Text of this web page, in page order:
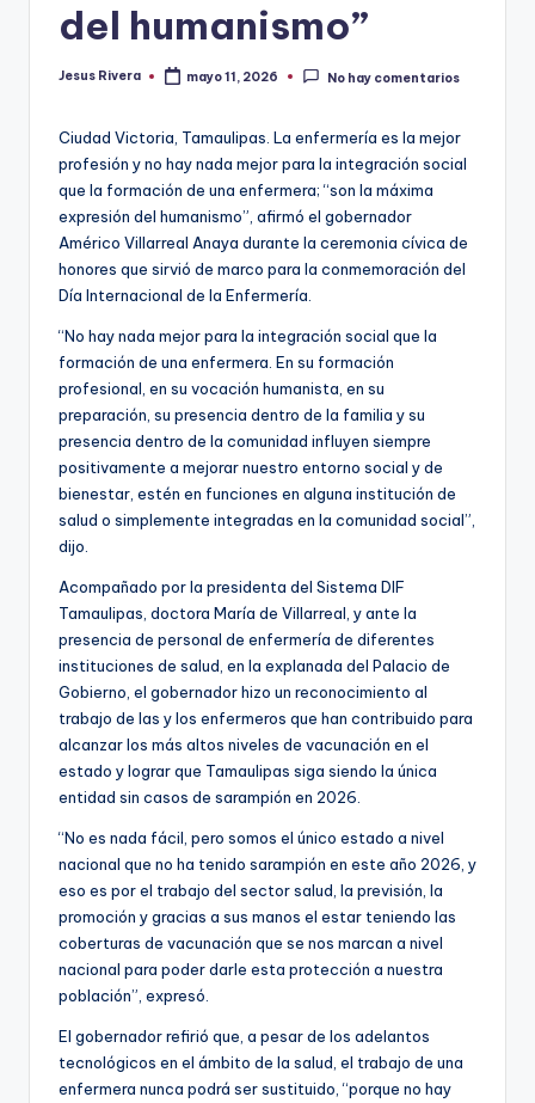
del humanismo”
Publicado
Jesus Rivera mayo 11, 2026 No hay comentarios
Ciudad Victoria, Tamaulipas. La enfermería es la mejor
profesión y no hay nada mejor para la integración social
que la formación de una enfermera; “son la máxima
expresión del humanismo”, afirmó el gobernador
Américo Villarreal Anaya durante la ceremonia cívica de
honores que sirvió de marco para la conmemoración del
Día Internacional de la Enfermería.
“No hay nada mejor para la integración social que la
formación de una enfermera. En su formación
profesional, en su vocación humanista, en su
preparación, su presencia dentro de la familia y su
presencia dentro de la comunidad influyen siempre
positivamente a mejorar nuestro entorno social y de
bienestar, estén en funciones en alguna institución de
salud o simplemente integradas en la comunidad social”,
dijo.
Acompañado por la presidenta del Sistema DIF
Tamaulipas, doctora María de Villarreal, y ante la
presencia de personal de enfermería de diferentes
instituciones de salud, en la explanada del Palacio de
Gobierno, el gobernador hizo un reconocimiento al
trabajo de las y los enfermeros que han contribuido para
alcanzar los más altos niveles de vacunación en el
estado y lograr que Tamaulipas siga siendo la única
entidad sin casos de sarampión en 2026.
“No es nada fácil, pero somos el único estado a nivel
nacional que no ha tenido sarampión en este año 2026, y
eso es por el trabajo del sector salud, la previsión, la
promoción y gracias a sus manos el estar teniendo las
coberturas de vacunación que se nos marcan a nivel
nacional para poder darle esta protección a nuestra
población”, expresó.
El gobernador refirió que, a pesar de los adelantos
tecnológicos en el ámbito de la salud, el trabajo de una
enfermera nunca podrá ser sustituido, “porque no hay